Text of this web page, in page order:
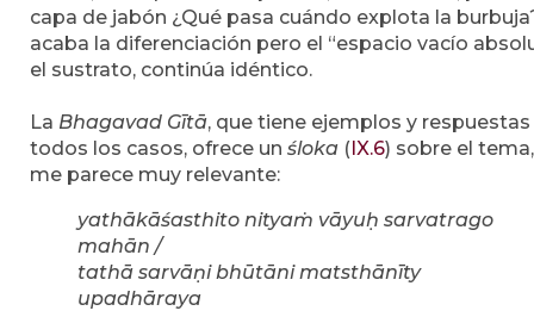
capa de jabón ¿Qué pasa cuándo explota la
acaba la diferenciación pero el “espacio vacío
el sustrato, continúa idéntico.
La Bhagavad Gītā, que tiene ejemplos y respuestas
todos los casos, ofrece un śloka (IX.6) sobre el
me parece muy relevante:
yathākāśasthito nityaṁ vāyuḥ sarvatrago
mahān /
tathā sarvāṇi bhūtāni matsthānīty
upadhāraya